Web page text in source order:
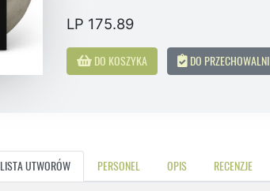
LP 175.89
DO KOSZYKA DO PRZECHOWALNI
LISTA UTWORÓW PERSONEL OPIS RECENZJE